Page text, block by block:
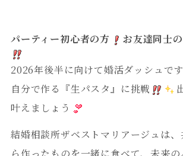
パーティー初心者の方 お友達同士
2026年後半に向けて婚活ダッシュです
自分で作る『生パスタ』に挑戦
叶えましょう
結婚相談所ザベストマリアージュは